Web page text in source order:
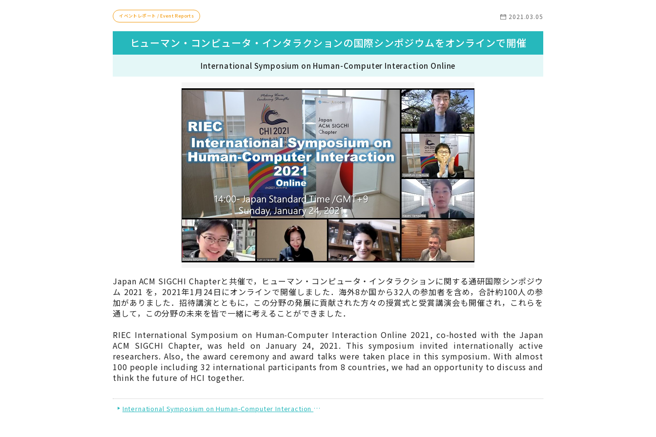
イベントレポート / Event Reports 2021.03.05
ヒューマン・コンピュータ・インタラクションの国際シンポジウムをオンラインで開催
International Symposium on Human-Computer Interaction Online
Japan ACM SIGCHI Chapterと共催で，ヒューマン・コンピュータ・インタラクションに関する通研国際シンポジウ
ム 2021 を，2021年1月24日にオンラインで開催しました．海外8か国から32人の参加者を含め，合計約100人の参
加がありました．招待講演とともに，この分野の発展に貢献された方々の授賞式と受賞講演会も開催され，これらを
通して，この分野の未来を皆で一緒に考えることができました．
RIEC International Symposium on Human-Computer Interaction Online 2021, co-hosted with the Japan
ACM SIGCHI Chapter, was held on January 24, 2021. This symposium invited internationally active
researchers. Also, the award ceremony and award talks were taken place in this symposium. With almost
100 people including 32 international participants from 8 countries, we had an opportunity to discuss and
think the future of HCI together.
International Symposium on Human-Computer Interaction 2021